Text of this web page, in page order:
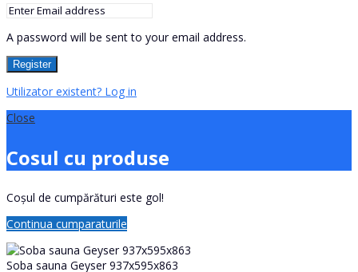
A password will be sent to your email address.
Register
Utilizator existent? Log in
Close
Cosul cu produse
Coșul de cumpărături este gol!
Continua cumparaturile
Soba sauna Geyser 937x595x863